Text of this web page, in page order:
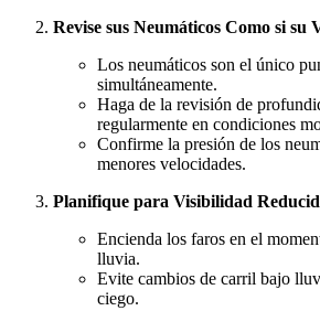
Revise sus Neumáticos Como si su
Los neumáticos son el único
simultáneamente.
Haga de la revisión de
regularmente en condiciones
Confirme la presión de los
menores velocidades.
Planifique para Visibilidad
Encienda los faros en el
lluvia.
Evite cambios de carril bajo
ciego.